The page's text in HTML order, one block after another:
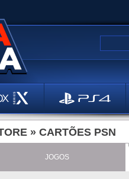
» CARTÕES PSN
JOGOS